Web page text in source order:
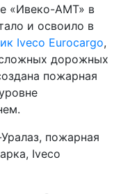
«Ивеко-АМТ» в
и освоило в
Iveco Eurocargo,
дорожных
пожарная